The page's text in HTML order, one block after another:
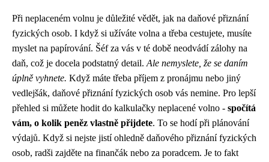
Při neplaceném volnu je důležité vědět, jak na daňové přiznání
fyzických osob. I když si užíváte volna a třeba cestujete, musíte
myslet na papírování. Šéf za vás v té době neodvádí zálohy na
daň, což je docela podstatný detail. Ale nemyslete, že se daním
úplně vyhnete. Když máte třeba příjem z pronájmu nebo jiný
vedlejšák, daňové přiznání fyzických osob vás nemine. Pro lepší
přehled si můžete hodit do kalkulačky neplacené volno - spočítá
vám, o kolik peněz vlastně přijdete. To se hodí při plánování
výdajů. Když si nejste jistí ohledně daňového přiznání fyzických
osob, radši zajděte na finančák nebo za poradcem. Je to fakt